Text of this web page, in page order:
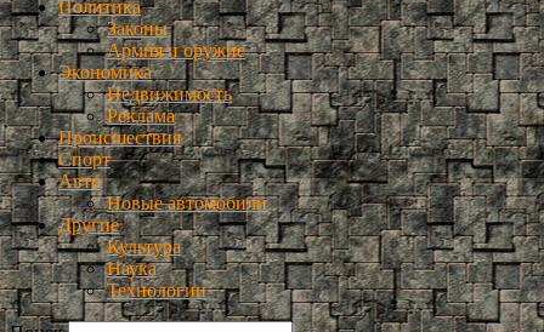
Политика
Законы
Армия и оружие
Экономика
Недвижимость
Реклама
Происшествия
Спорт
Авто
Новые автомобили
Другие
Культура
Наука
Технологии